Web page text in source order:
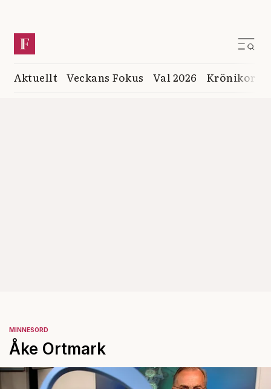
Aktuellt Veckans Fokus Val 2026 Krönikor
MINNESORD
Åke Ortmark